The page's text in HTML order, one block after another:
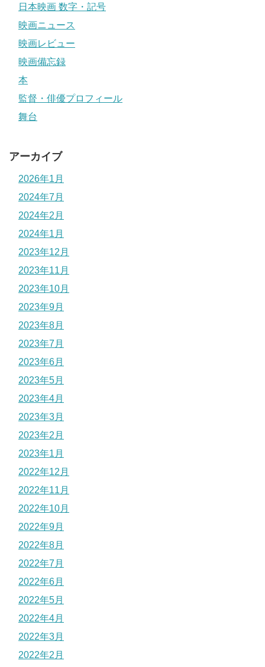
日本映画 数字・記号
映画ニュース
映画レビュー
映画備忘録
本
監督・俳優プロフィール
舞台
アーカイブ
2026年1月
2024年7月
2024年2月
2024年1月
2023年12月
2023年11月
2023年10月
2023年9月
2023年8月
2023年7月
2023年6月
2023年5月
2023年4月
2023年3月
2023年2月
2023年1月
2022年12月
2022年11月
2022年10月
2022年9月
2022年8月
2022年7月
2022年6月
2022年5月
2022年4月
2022年3月
2022年2月